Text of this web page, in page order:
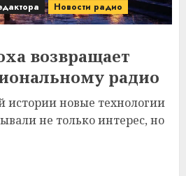
Новости радио
возвращает
радио
истории новые технологии
не только интерес, но